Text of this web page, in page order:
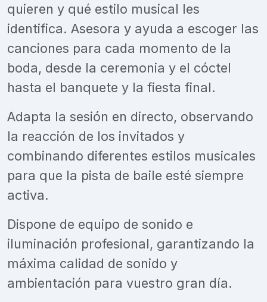
quieren y qué estilo musical les
identifica. Asesora y ayuda a escoger las
canciones para cada momento de la
boda, desde la ceremonia y el cóctel
hasta el banquete y la fiesta final.
Adapta la sesión en directo, observando
la reacción de los invitados y
combinando diferentes estilos musicales
para que la pista de baile esté siempre
activa.
Dispone de equipo de sonido e
iluminación profesional, garantizando la
máxima calidad de sonido y
ambientación para vuestro gran día.